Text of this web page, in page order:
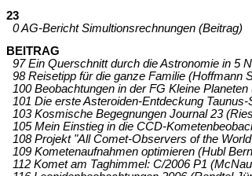
23
0 AG-Bericht Simultionsrechnungen (Beitrag)
BEITRAG
97 Ein Querschnitt durch die Astronomie in 5
98 Reisetipp für die ganze Familie (Hoffmann
100 Beobachtungen in der FG Kleine
101 Die erste Asteroiden-Entdeckung
103 Kosmische Begegnungen Journal 23
105 Mein Einstieg in die CCD-
108 Projekt "All Comet-Observers of the
109 Kometenaufnahmen optimieren (Hubl
112 Komet am Taghimmel: C/2006 P1